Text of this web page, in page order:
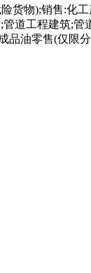
物);销售:化
道工程建筑;
油零售(仅